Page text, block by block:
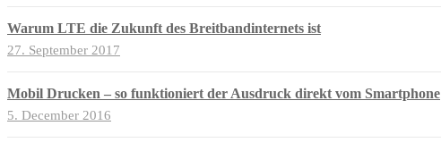
Warum LTE die Zukunft des Breitbandinternets ist
27. September 2017
Mobil Drucken – so funktioniert der Ausdruck direkt vom Smartphone
5. December 2016